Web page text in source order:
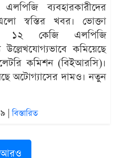
ব্যবহারকারীদের
স্বস্তির খবর। ভোক্তা
১২ কেজি এলপিজি
কমিয়েছে
কমিশন (বিইআরসি)।
অটোগ্যাসের দামও। নতুন
|বিস্তারিত
আরও